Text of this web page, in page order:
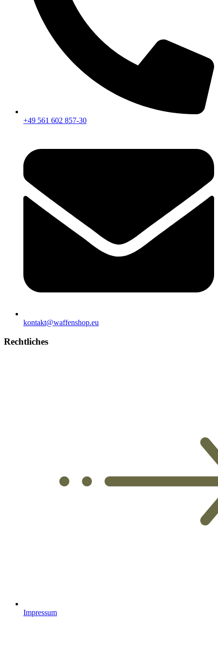
+49 561 602 857-30
kontakt@waffenshop.eu
Rechtliches
Impressum